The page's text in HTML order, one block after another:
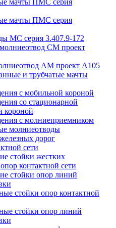
мачты ПМС серия
МС серия 3.407.9-172
СМ проект
АМ проект А105
и трубчатые мачты
с мобильной короной
со стационарной
короной
с молниеприемником
молниеотводы
дорог
сети
стойки жестких
контактной сети
стойки опор линий
стойки опор контактной
стойки опор линий